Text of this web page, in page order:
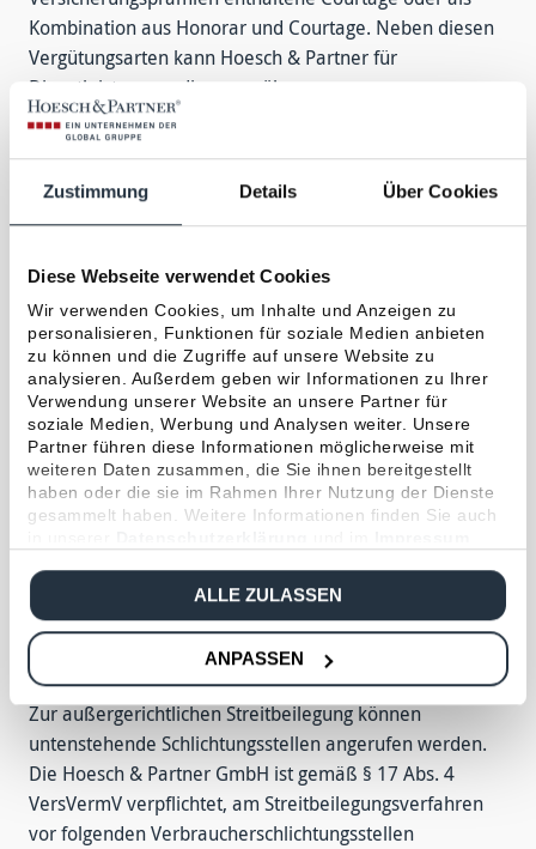
Zustimmung Details Über Cookies
Diese Webseite verwendet Cookies
Wir verwenden Cookies, um Inhalte und Anzeigen zu
personalisieren, Funktionen für soziale Medien anbieten
zu können und die Zugriffe auf unsere Website zu
analysieren. Außerdem geben wir Informationen zu Ihrer
Verwendung unserer Website an unsere Partner für
soziale Medien, Werbung und Analysen weiter. Unsere
Partner führen diese Informationen möglicherweise mit
weiteren Daten zusammen, die Sie ihnen bereitgestellt
haben oder die sie im Rahmen Ihrer Nutzung der Dienste
gesammelt haben. Weitere Informationen finden Sie auch
ALLE ZULASSEN
ANPASSEN
Kombination aus Honorar und Courtage. Neben diesen
Vergütungsarten kann Hoesch & Partner für
Dienstleistungen, die gegenüber
Versicherungsunternehmen erbracht werden, eine
gesonderte Vergütung von den
Vergütung als Finanzanlagenvermittler
den Kunden in Form eines vereinbarten Serviceentgelts.
Beteiligungen:
Die Hoesch & Partner GmbH hält keine direkte oder
indirekte Beteiligung von über zehn Prozent an den
Stimmrechten oder am Kapital eines
Versicherungsunternehmens. Umgekehrt hält auch kein
Versicherungsunternehmen oder Mutterunternehmen
eines Versicherungsunternehmens eine direkte oder
indirekte Beteiligung von über zehn Prozent an den
Stimmrechten oder am Kapital der Hoesch & Partner
GmbH.
Information zu den Schlichtungsstellen gemäß §
214 Versicherungsvertragsgesetz
Zur außergerichtlichen Streitbeilegung können
untenstehende Schlichtungsstellen angerufen werden.
Die Hoesch & Partner GmbH ist gemäß § 17 Abs. 4
VersVermV verpflichtet, am Streitbeilegungsverfahren
vor folgenden Verbraucherschlichtungsstellen